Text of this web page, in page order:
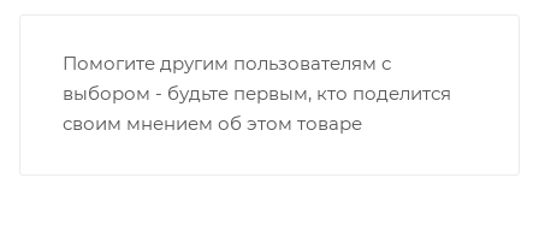
Помогите другим пользователям с
выбором - будьте первым, кто поделится
своим мнением об этом товаре